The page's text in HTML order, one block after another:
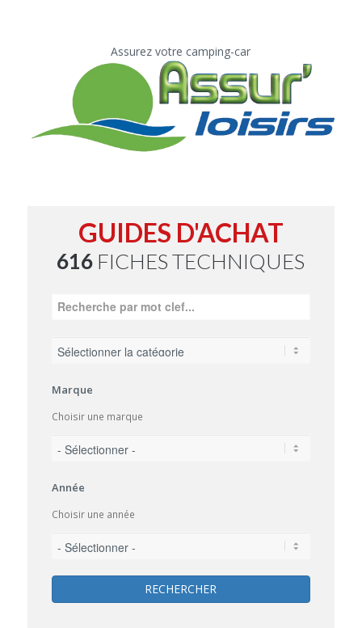
Assurez votre camping-car
GUIDES D'ACHAT
616 FICHES TECHNIQUES
Marque
Choisir une marque
Année
Choisir une année
RECHERCHER